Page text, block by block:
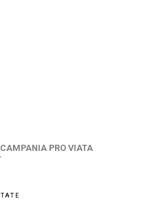
CAMPANIA PRO VIATA